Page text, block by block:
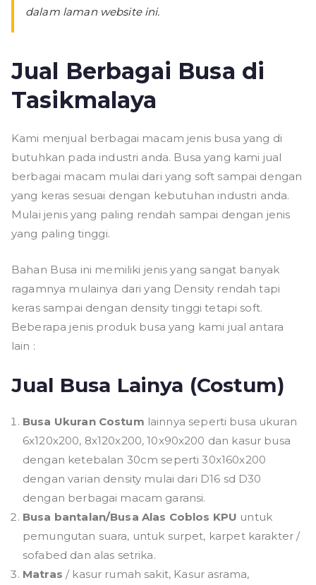
dalam laman website ini.
Jual Berbagai Busa di
Tasikmalaya
Kami menjual berbagai macam jenis busa yang di
butuhkan pada industri anda. Busa yang kami jual
berbagai macam mulai dari yang soft sampai dengan
yang keras sesuai dengan kebutuhan industri anda.
Mulai jenis yang paling rendah sampai dengan jenis
yang paling tinggi.
Bahan Busa ini memiliki jenis yang sangat banyak
ragamnya mulainya dari yang Density rendah tapi
keras sampai dengan density tinggi tetapi soft.
Beberapa jenis produk busa yang kami jual antara
lain :
Jual Busa Lainya (Costum)
Busa Ukuran Costum lainnya seperti busa ukuran
6x120x200, 8x120x200, 10x90x200 dan kasur busa
dengan ketebalan 30cm seperti 30x160x200
dengan varian density mulai dari D16 sd D30
dengan berbagai macam garansi.
Busa bantalan/Busa Alas Coblos KPU untuk
pemungutan suara, untuk surpet, karpet karakter /
sofabed dan alas setrika.
Matras / kasur rumah sakit, Kasur asrama,